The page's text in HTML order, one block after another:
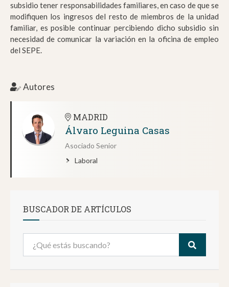
subsidio tener responsabilidades familiares, en caso de que se
modifiquen los ingresos del resto de miembros de la unidad
familiar, es posible continuar percibiendo dicho subsidio sin
necesidad de comunicar la variación en la oficina de empleo
del SEPE.
Autores
MADRID
Álvaro Leguina Casas
Asociado Senior
Laboral
BUSCADOR DE ARTÍCULOS